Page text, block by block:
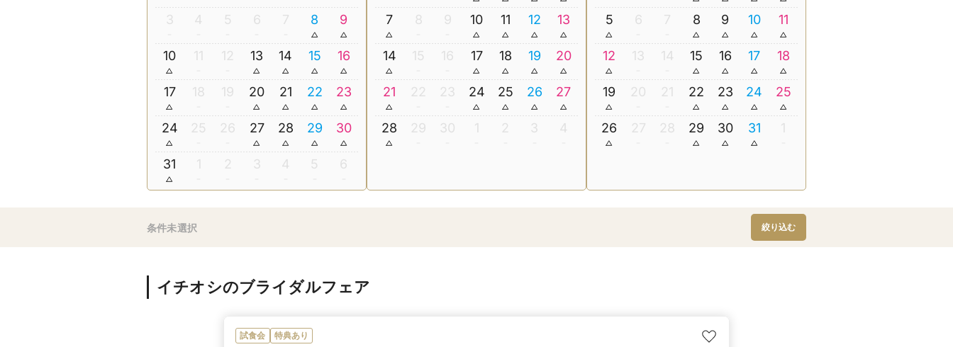
3 4 5 6 7 8 9
10 11 12 13 14 15 16
17 18 19 20 21 22 23
24 25 26 27 28 29 30
31 1 2 3 4 5 6
7 8 9 10 11 12 13
14 15 16 17 18 19 20
21 22 23 24 25 26 27
28 29 30 1 2 3 4
5 6 7 8 9 10 11
12 13 14 15 16 17 18
19 20 21 22 23 24 25
26 27 28 29 30 31 1
条件未選択 絞り込む
イチオシのブライダルフェア
試食会 特典あり